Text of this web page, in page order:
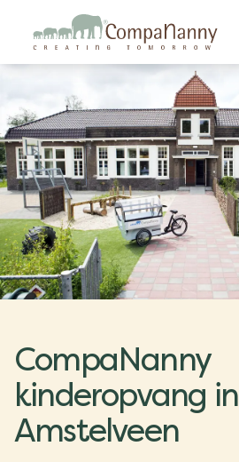
CompaNanny
kinderopvang in
Amstelveen